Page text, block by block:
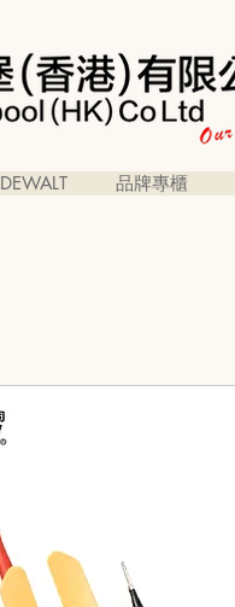
DEWALT 品牌專櫃